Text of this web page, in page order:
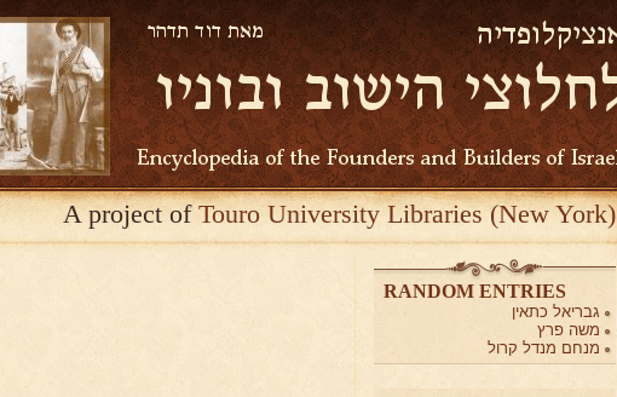
A project ofTouro University Libraries (New York)
RANDOM ENTRIES
גבריאל כתאין
משה פרץ
מנחם מנדל קרול